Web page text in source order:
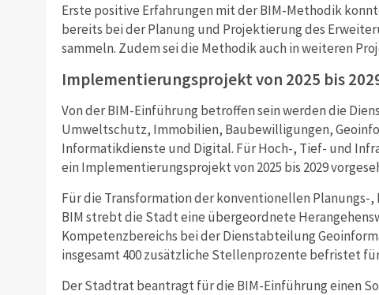
Erste positive Erfahrungen mit der BIM-Methodik
bereits bei der Planung und Projektierung des
sammeln. Zudem sei die Methodik auch in weiteren
Implementierungsprojekt von 2025 bis
Von der BIM-Einführung betroffen sein werden die
Umweltschutz, Immobilien, Baubewilligungen,
Informatikdienste und Digital. Für Hoch-, Tief- und
ein Implementierungsprojekt von 2025 bis 2029
Für die Transformation der konventionellen Planungs-
BIM strebt die Stadt eine übergeordnete
Kompetenzbereichs bei der Dienstabteilung
insgesamt 400 zusätzliche Stellenprozente befristet
Der Stadtrat beantragt für die BIM-Einführung einen